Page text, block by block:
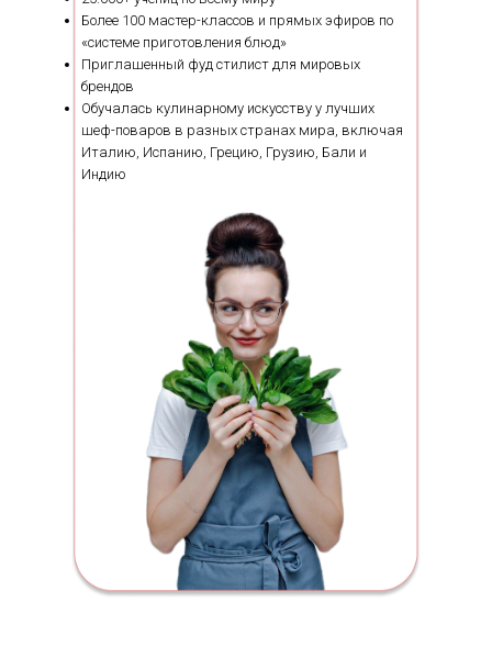
Более 100 мастер-классов и прямых эфиров по
«системе приготовления блюд»
Приглашенный фуд стилист для мировых
брендов
Обучалась кулинарному искусству у лучших
шеф-поваров в разных странах мира, включая
Италию, Испанию, Грецию, Грузию, Бали и
Индию